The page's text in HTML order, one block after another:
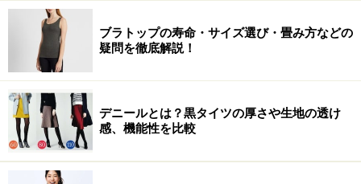
女性には様々な側面が求められる現在。仕事の顔、主婦
の顔など、パートナーと愛し合う以外の時間もたくさん
あります。でも、華やかでセクシーなランジェリーを身
に付けることで、どんな女性の中にでもある「セクシー
ブラトップの寿命・サイズ選び・畳み方などの
疑問を徹底解説！
デニールとは？黒タイツの厚さや生地の透け
感、機能性を比較